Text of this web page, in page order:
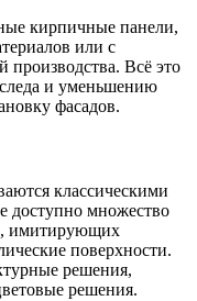
кирпичные панели,
или с
производства. Всё это
и уменьшению
фасадов.
классическими
доступно множество
имитирующих
поверхности.
решения,
решения.